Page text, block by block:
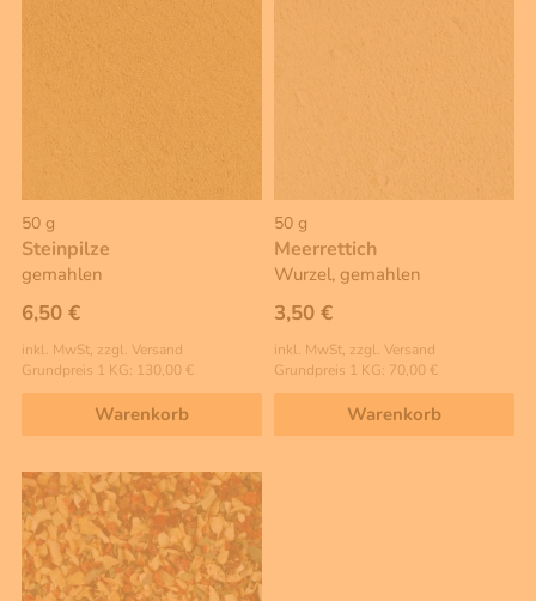
50 g
Steinpilze
gemahlen
6,50 €
inkl. MwSt, zzgl. Versand
Grundpreis 1 KG: 130,00 €
Warenkorb
50 g
Meerrettich
Wurzel, gemahlen
3,50 €
inkl. MwSt, zzgl. Versand
Grundpreis 1 KG: 70,00 €
Warenkorb